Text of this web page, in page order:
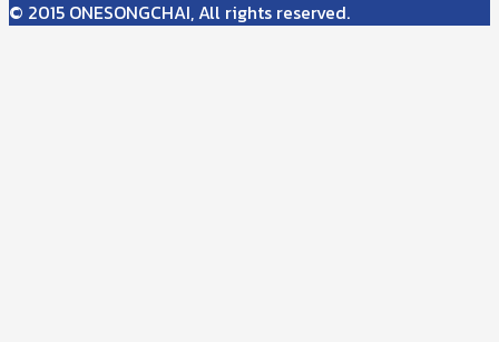
© 2015 ONESONGCHAI, All rights reserved.